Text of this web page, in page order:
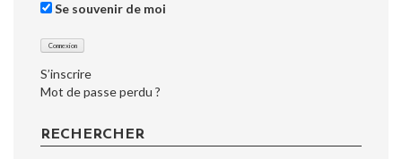
Se souvenir de moi
S’inscrire
Mot de passe perdu ?
RECHERCHER